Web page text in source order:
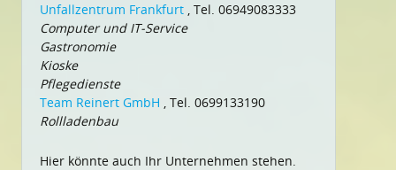
Unfallzentrum Frankfurt , Tel. 06949083333
Computer und IT-Service
Gastronomie
Kioske
Pflegedienste
Team Reinert GmbH , Tel. 0699133190
Rollladenbau
Hier könnte auch Ihr Unternehmen stehen.